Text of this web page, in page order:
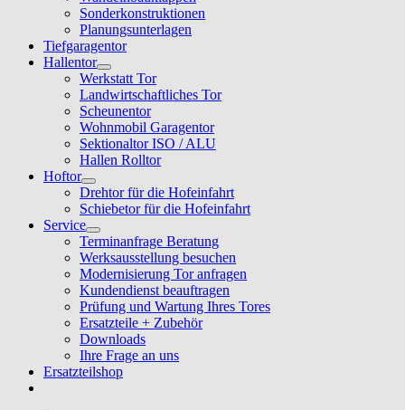
Sonderkonstruktionen
Planungsunterlagen
Tiefgaragentor
Hallentor
Werkstatt Tor
Landwirtschaftliches Tor
Scheunentor
Wohnmobil Garagentor
Sektionaltor ISO / ALU
Hallen Rolltor
Hoftor
Drehtor für die Hofeinfahrt
Schiebetor für die Hofeinfahrt
Service
Terminanfrage Beratung
Werksausstellung besuchen
Modernisierung Tor anfragen
Kundendienst beauftragen
Prüfung und Wartung Ihres Tores
Ersatzteile + Zubehör
Downloads
Ihre Frage an uns
Ersatzteilshop